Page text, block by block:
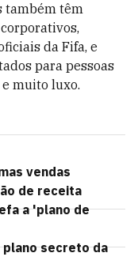
também têm
da Fifa, e
para pessoas
muito luxo.
vendas
de receita
a 'plano de
secreto da